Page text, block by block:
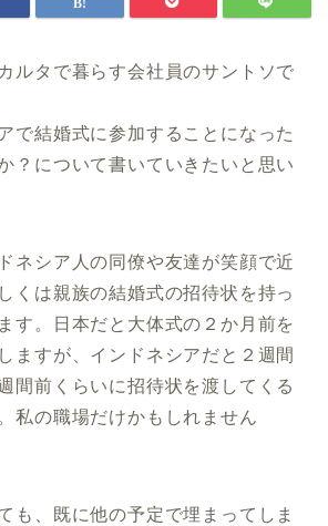
ルタで暮らす会社員のサントソで
で結婚式に参加することになった
？について書いていきたいと思い
ネシア人の同僚や友達が笑顔で近
くは親族の結婚式の招待状を持っ
す。日本だと大体式の２か月前を
ますが、インドネシアだと２週間
間前くらいに招待状を渡してくる
私の職場だけかもしれません
も、既に他の予定で埋まってしま